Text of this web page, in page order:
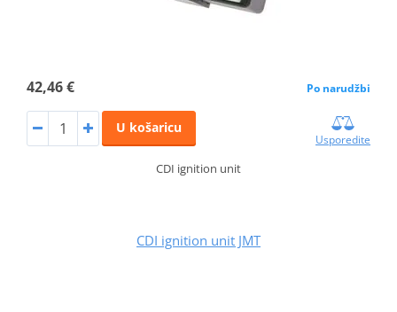
42,46 € Po narudžbi
U košaricu
Usporedite
CDI ignition unit
CDI ignition unit JMT